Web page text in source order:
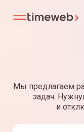
Мы предлагаем
задач.
и